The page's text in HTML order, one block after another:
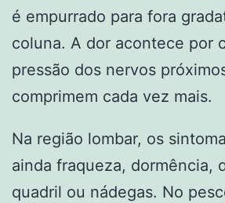
é empurrado para fora
coluna. A dor acontece por
pressão dos nervos
comprimem cada vez mais.
Na região lombar, os
ainda fraqueza, dormência,
quadril ou nádegas. No